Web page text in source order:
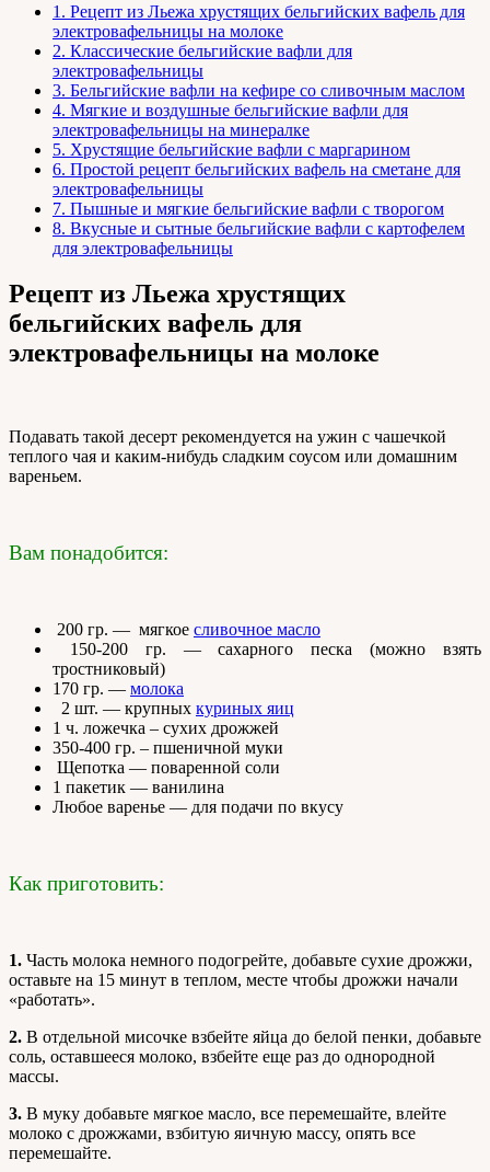
1. Рецепт из Льежа хрустящих бельгийских вафель для
электровафельницы на молоке
2. Классические бельгийские вафли для
электровафельницы
3. Бельгийские вафли на кефире со сливочным маслом
4. Мягкие и воздушные бельгийские вафли для
электровафельницы на минералке
5. Хрустящие бельгийские вафли с маргарином
6. Простой рецепт бельгийских вафель на сметане для
электровафельницы
7. Пышные и мягкие бельгийские вафли с творогом
8. Вкусные и сытные бельгийские вафли с картофелем
для электровафельницы
Рецепт из Льежа хрустящих
бельгийских вафель для
электровафельницы на молоке
Подавать такой десерт рекомендуется на ужин с чашечкой
теплого чая и каким-нибудь сладким соусом или домашним
вареньем.
Вам понадобится:
200 гр. — мягкое сливочное масло
150-200 гр. — сахарного песка (можно взять
тростниковый)
170 гр. — молока
2 шт. — крупных куриных яиц
1 ч. ложечка – сухих дрожжей
350-400 гр. – пшеничной муки
Щепотка — поваренной соли
1 пакетик — ванилина
Любое варенье — для подачи по вкусу
Как приготовить:
1. Часть молока немного подогрейте, добавьте сухие дрожжи,
оставьте на 15 минут в теплом, месте чтобы дрожжи начали
«работать».
2. В отдельной мисочке взбейте яйца до белой пенки, добавьте
соль, оставшееся молоко, взбейте еще раз до однородной
массы.
3. В муку добавьте мягкое масло, все перемешайте, влейте
молоко с дрожжами, взбитую яичную массу, опять все
перемешайте.